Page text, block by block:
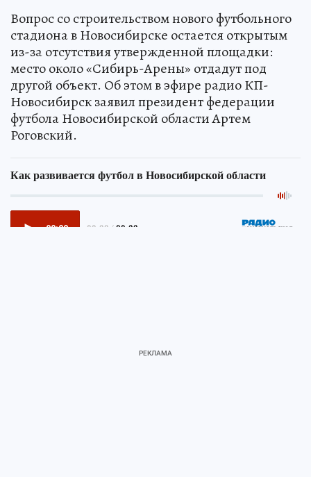
Вопрос со строительством нового футбольного
стадиона в Новосибирске остается открытым
из-за отсутствия утвержденной площадки:
место около «Сибирь-Арены» отдадут под
другой объект. Об этом в эфире радио КП-
Новосибирск заявил президент федерации
футбола Новосибирской области Артем
Роговский.